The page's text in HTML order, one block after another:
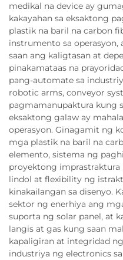
medikal na device ay
kakayahan sa eksaktong
plastik na baril na carbon
instrumento sa
saan ang kaligtasan at
pinakamataas na
pang-automate sa
robotic arms, conveyor
pagmamanupaktura kung
eksaktong galaw ay
operasyon. Ginagamit ng
mga plastik na baril na
elemento, sistema ng
proyektong imprastraktura
lindol at flexibility ng
kinakailangan sa disenyo.
sektor ng enerhiya ang
suporta ng solar panel, at
langis at gas kung saan
kapaligiran at integridad
industriya ng electronics